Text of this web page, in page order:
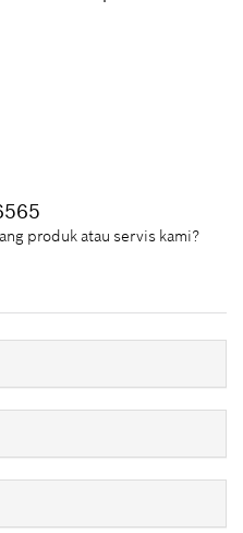
produk atau servis kami?